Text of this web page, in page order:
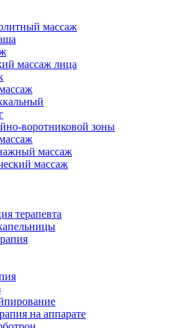
массаж
массаж лица
воротниковой зоны
массаж
массаж
терапевта
на аппарате